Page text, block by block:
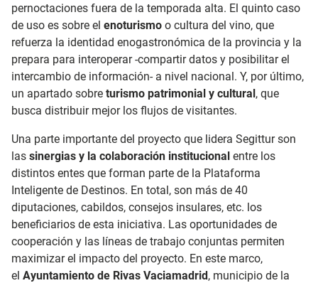
pernoctaciones fuera de la temporada alta. El quinto caso
de uso es sobre el enoturismo o cultura del vino, que
refuerza la identidad enogastronómica de la provincia y la
prepara para interoperar -compartir datos y posibilitar el
intercambio de información- a nivel nacional. Y, por último,
un apartado sobre turismo patrimonial y cultural, que
busca distribuir mejor los flujos de visitantes.
Una parte importante del proyecto que lidera Segittur son
las sinergias y la colaboración institucional entre los
distintos entes que forman parte de la Plataforma
Inteligente de Destinos. En total, son más de 40
diputaciones, cabildos, consejos insulares, etc. los
beneficiarios de esta iniciativa. Las oportunidades de
cooperación y las líneas de trabajo conjuntas permiten
maximizar el impacto del proyecto. En este marco,
el Ayuntamiento de Rivas Vaciamadrid, municipio de la